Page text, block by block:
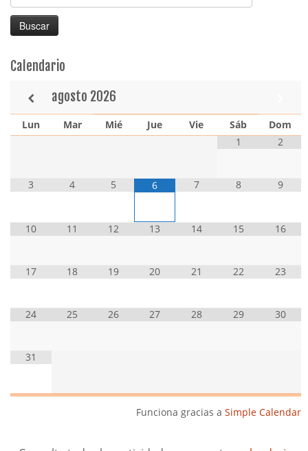
Calendario
agosto 2026
Lun Mar Mié Jue Vie Sáb
Dom
1
2
3 4 5 6 7 8 9
10 11 12 13 14 15 16
17 18 19 20 21 22 23
24 25 26 27 28 29 30
31
Funciona gracias a Simple Calendar